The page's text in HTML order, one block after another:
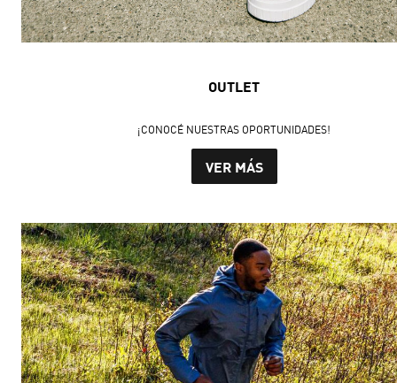
OUTLET
¡CONOCÉ NUESTRAS OPORTUNIDADES!
VER MÁS